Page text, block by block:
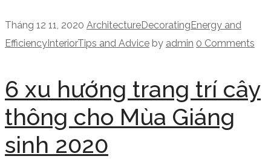
Tháng 12 11, 2020 ArchitectureDecoratingEnergy and
EfficiencyInteriorTips and Advice by admin 0 Comments
6 xu hướng trang trí cây
thông cho Mùa Giáng
sinh 2020